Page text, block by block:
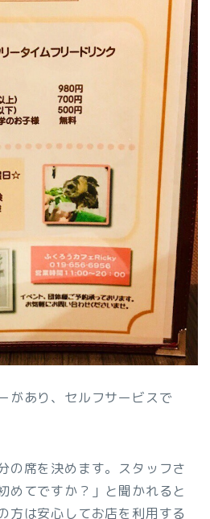
があり、セルフサービスで
の席を決めます。スタッフさ
めてですか？」と聞かれると
方は安心してお店を利用する